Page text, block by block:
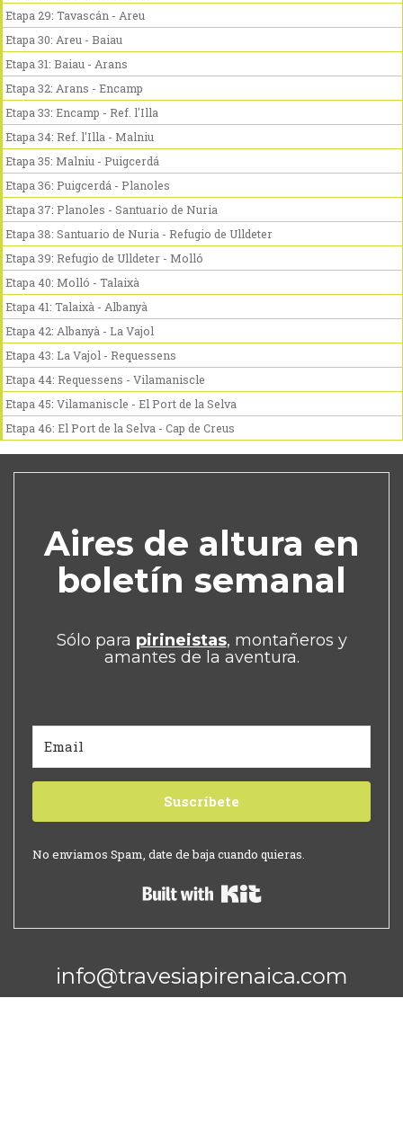
Etapa 29: Tavascán - Areu
Etapa 30: Areu - Baiau
Etapa 31: Baiau - Arans
Etapa 32: Arans - Encamp
Etapa 33: Encamp - Ref. l'Illa
Etapa 34: Ref. l'Illa - Malniu
Etapa 35: Malniu - Puigcerdá
Etapa 36: Puigcerdá - Planoles
Etapa 37: Planoles - Santuario de Nuria
Etapa 38: Santuario de Nuria - Refugio de Ulldeter
Etapa 39: Refugio de Ulldeter - Molló
Etapa 40: Molló - Talaixà
Etapa 41: Talaixà - Albanyà
Etapa 42: Albanyà - La Vajol
Etapa 43: La Vajol - Requessens
Etapa 44: Requessens - Vilamaniscle
Etapa 45: Vilamaniscle - El Port de la Selva
Etapa 46: El Port de la Selva - Cap de Creus
Aires de altura en
boletín semanal
Sólo para pirineistas, montañeros y
amantes de la aventura.
Suscríbete
No enviamos Spam, date de baja cuando quieras.
info@travesiapirenaica.com